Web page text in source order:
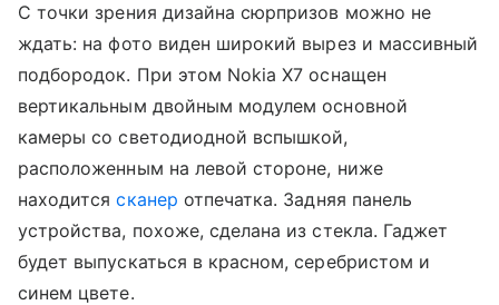
С точки зрения дизайна сюрпризов можно не
ждать: на фото виден широкий вырез и массивный
подбородок. При этом Nokia X7 оснащен
вертикальным двойным модулем основной
камеры со светодиодной вспышкой,
расположенным на левой стороне, ниже
находитсясканер отпечатка. Задняя панель
устройства, похоже, сделана из стекла. Гаджет
будет выпускаться в красном, серебристом и
синем цвете.